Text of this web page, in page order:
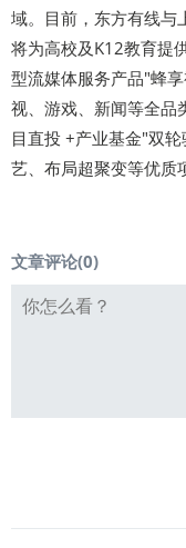
域。目前，东方有线与
将为高校及K12教育提
型流媒体服务产品"蜂
视、游戏、新闻等全品
目直投 +产业基金"双
艺、布局超聚变等优质
文章评论(0)